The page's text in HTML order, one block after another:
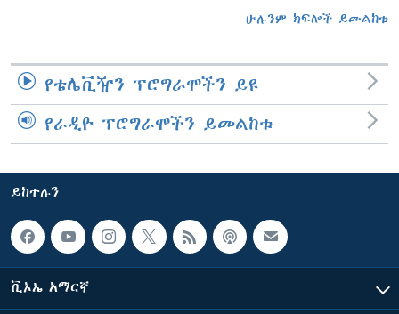
ሁሉንም ክፍሎች ይመልከቱ
የቴሌቪዥን ፕሮግራሞችን ይዩ
የራዲዮ ፕሮግራሞችን ይመልከቱ
ይከተሉን
ቪኦኤ አማርኛ